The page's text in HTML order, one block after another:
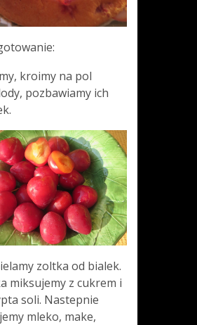
kroimy na pol
pozbawiamy ich
zoltka od bialek.
miksujemy z cukrem i
soli. Nastepnie
mleko, make,